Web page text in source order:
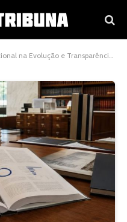
e Transparência do Poder Judiciário